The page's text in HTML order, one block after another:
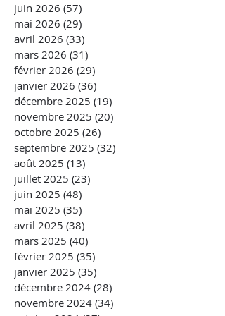
juin 2026 (57)
mai 2026 (29)
avril 2026 (33)
mars 2026 (31)
février 2026 (29)
janvier 2026 (36)
décembre 2025 (19)
novembre 2025 (20)
octobre 2025 (26)
septembre 2025 (32)
août 2025 (13)
juillet 2025 (23)
juin 2025 (48)
mai 2025 (35)
avril 2025 (38)
mars 2025 (40)
février 2025 (35)
janvier 2025 (35)
décembre 2024 (28)
novembre 2024 (34)